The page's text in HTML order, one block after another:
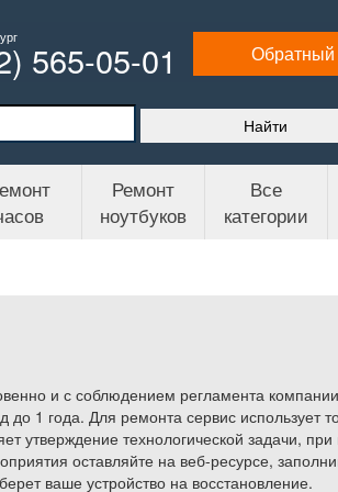
565-05-01 Обратный
Ремонт
ноутбуков
Все
категории
и с соблюдением регламента
1 года. Для ремонта сервис использует
утверждение технологической задачи,
оставляйте на веб-ресурсе,
ваше устройство на восстановление.